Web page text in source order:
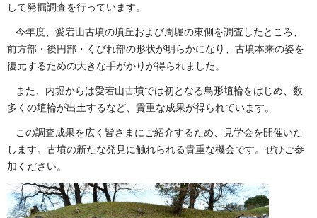
して発掘調査を行っています。
今年度、愛宕山古墳の墳丘および周堀の東側を調査したところ、
前方部・後円部・くびれ部の形状が明らかになり、古墳本来の姿を
復元するための大きな手がかりが得られました。
また、内堀からは愛宕山古墳では初となる鳥形埴輪をはじめ、数
多くの埴輪が出土するなど、貴重な成果が得られています。
この調査成果を広く皆さまにご紹介するため、見学会を開催いた
します。古墳の新たな発見に触れられる貴重な機会です。ぜひご参
加ください。